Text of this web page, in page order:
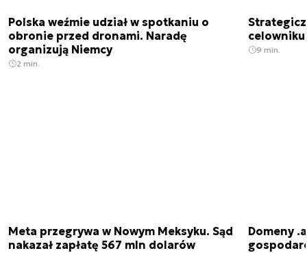
Polska weźmie udział w spotkaniu o
obronie przed dronami. Naradę
organizują Niemcy
2 min.
9 min.
Meta przegrywa w Nowym Meksyku. Sąd
nakazał zapłatę 567 mln dolarów
Domeny